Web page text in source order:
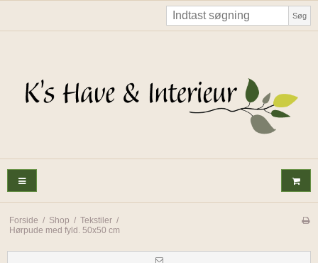
Søg
Forside / Shop / Tekstiler /
Hørpude med fyld. 50x50 cm